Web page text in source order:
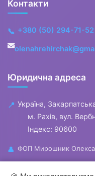
Контакти
📞 +380 (50) 294-71-52
Юридична адреса
📍 Україна,
м. Рахів, вул.
Індекс: 90600
👤 ФОП Мирошник